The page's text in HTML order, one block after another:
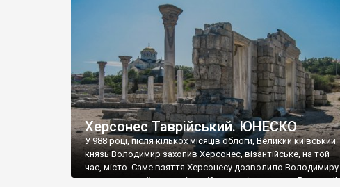
візантійської доби. Раритети викрадені з фондів об’єкту
культурної спадщини ЮНЕСКО «Херсонеса Таврійського».
Офіційно – на виставку «Золото Візантії», але експерти та
влада в Україні вважають це лише […]
Херсонес Таврійський. ЮНЕСКО
У 988 році, після кількох місяців облоги, Великий київський
князь Володимир захопив Херсонес, візантійське, на той
час, місто. Саме взяття Херсонесу дозволило Володимиру
диктувати свої умови візантійському імператору Василю ІІ,